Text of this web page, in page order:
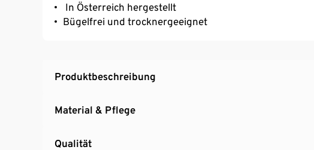
In Österreich hergestellt
Bügelfrei und trocknergeeignet
Produktbeschreibung
Material & Pflege
Qualität